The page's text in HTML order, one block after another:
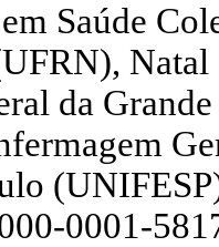
Saúde
da
0001-